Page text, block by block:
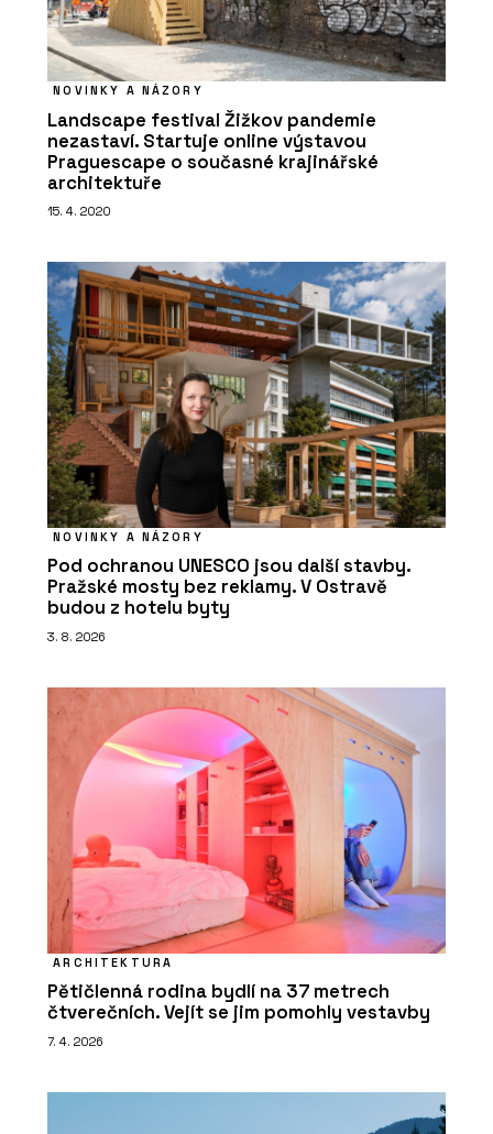
NOVINKY A NÁZORY
Landscape festival Žižkov pandemie
nezastaví. Startuje online výstavou
Praguescape o současné krajinářské
architektuře
15. 4. 2020
NOVINKY A NÁZORY
Pod ochranou UNESCO jsou další stavby.
Pražské mosty bez reklamy. V Ostravě
budou z hotelu byty
3. 8. 2026
ARCHITEKTURA
Pětičlenná rodina bydlí na 37 metrech
čtverečních. Vejít se jim pomohly vestavby
7. 4. 2026